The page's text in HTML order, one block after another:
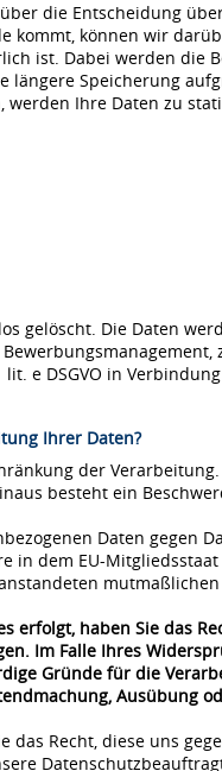
die Entscheidung
kommt, können wir
ist. Dabei werden die
längere Speicherung
Ihre Daten zu
Die Daten
e DSGVO in Verbindung
Ihrer Daten?
der
besteht ein
Daten gegen
in dem EU-
mutmaßlichen
haben Sie das
Im Falle Ihres
Gründe für die
Ausübung
Recht, diese uns